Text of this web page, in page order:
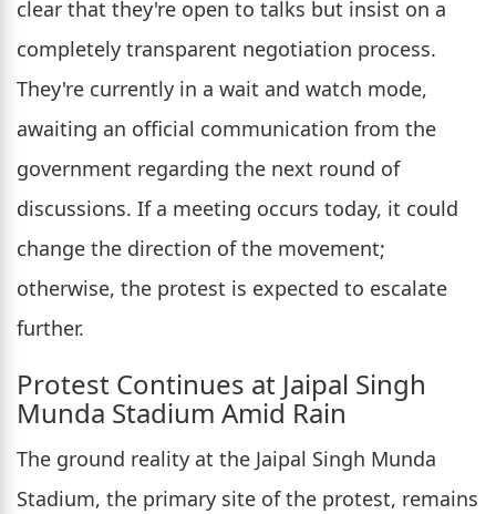
clear that they're open to talks but insist on a
completely transparent negotiation process.
They're currently in a wait and watch mode,
awaiting an official communication from the
government regarding the next round of
discussions. If a meeting occurs today, it could
change the direction of the movement;
otherwise, the protest is expected to escalate
further.
Protest Continues at Jaipal Singh
Munda Stadium Amid Rain
The ground reality at the Jaipal Singh Munda
Stadium, the primary site of the protest, remains